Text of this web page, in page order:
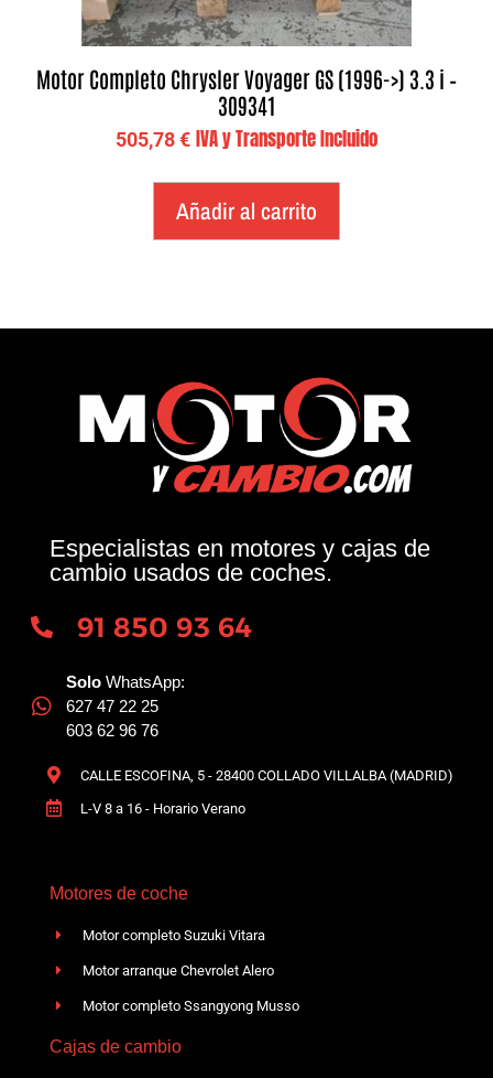
Motor Completo Chrysler Voyager GS (1996->) 3.3 i –
309341
505,78€ IVA y Transporte Incluido
Añadir al carrito
Especialistas en motores y cajas de
cambio usados de coches.
91 850 93 64
Solo WhatsApp:
627 47 22 25
603 62 96 76
CALLE ESCOFINA, 5 - 28400 COLLADO VILLALBA (MADRID)
L-V 8 a 16 - Horario Verano
Motores de coche
Motor completo Suzuki Vitara
Motor arranque Chevrolet Alero
Motor completo Ssangyong Musso
Cajas de cambio